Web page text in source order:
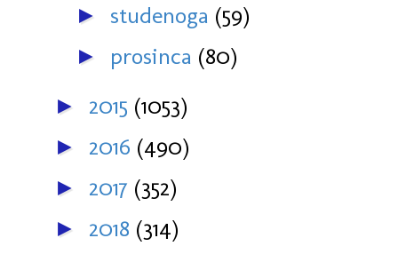
► studenoga (59)
► prosinca (80)
► 2015 (1053)
► 2016 (490)
► 2017 (352)
► 2018 (314)